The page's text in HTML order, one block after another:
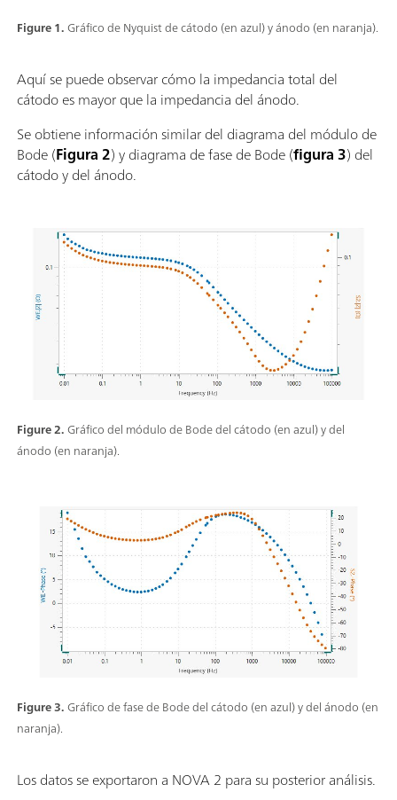
Figure 1.Gráfico de Nyquist de cátodo (en azul) y ánodo (en naranja).
Aquí se puede observar cómo la impedancia total del
cátodo es mayor que la impedancia del ánodo.
Se obtiene información similar del diagrama del módulo de
Bode (Figura 2) y diagrama de fase de Bode (figura 3) del
cátodo y del ánodo.
Figure 2.Gráfico del módulo de Bode del cátodo (en azul) y del
ánodo (en naranja).
Figure 3.Gráfico de fase de Bode del cátodo (en azul) y del ánodo (en
naranja).
Los datos se exportaron a NOVA 2 para su posterior análisis.